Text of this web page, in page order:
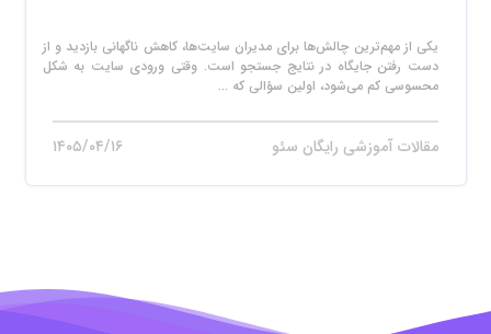
یکی از مهم‌ترین چالش‌ها برای مدیران سایت‌ها، کاهش ناگهانی بازدید و از
دست رفتن جایگاه در نتایج جستجو است. وقتی ورودی سایت به شکل
محسوسی کم می‌شود، اولین سؤالی که ...
مقالات آموزشی رایگان سئو ۱۴۰۵/۰۴/۱۶